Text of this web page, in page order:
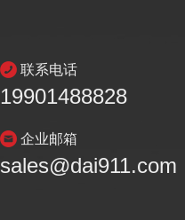
联系电话
19901488828
企业邮箱
sales@dai911.com